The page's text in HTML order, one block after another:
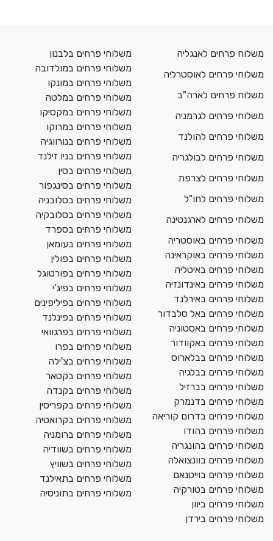
משלוח פרחים לאנגליה
משלוחי פרחים לאוסטרליה
משלוח פרחים לארה"ב
משלוחי פרחים לגרמניה
משלוחי פרחים להולנד
משלוחי פרחים לבולגריה
משלוחי פרחים לצרפת
משלוחי פרחים לחו"ל
משלוחי פרחים לארגנטינה
משלוחי פרחים באוסטריה
משלוחי פרחים באוקראינה
משלוחי פרחים באיטליה
משלוחי פרחים באינדונזיה
משלוחי פרחים באירלנד
משלוחי פרחים באל סלבדור
משלוחי פרחים באסטוניה
משלוחי פרחים באקוודור
משלוחי פרחים בבלארוס
משלוחי פרחים בבלגיה
משלוחי פרחים בברזיל
משלוחי פרחים בדנמרק
משלוחי פרחים בדרום קוריאה
משלוחי פרחים בהודו
משלוחי פרחים בהונגריה
משלוחי פרחים בוונצואלה
משלוחי פרחים בוייטנאם
משלוחי פרחים בטורקיה
משלוחי פרחים ביוון
משלוחי פרחים בירדן
משלוחי פרחים בלבנון
משלוחי פרחים במולדובה
משלוחי פרחים במונקו
משלוחי פרחים במלטה
משלוחי פרחים במקסיקו
משלוחי פרחים במרוקו
משלוחי פרחים בנורווגיה
משלוחי פרחים בניו זילנד
משלוחי פרחים בסין
משלוחי פרחים בסינגפור
משלוחי פרחים בסלובניה
משלוחי פרחים בסלובקיה
משלוחי פרחים בספרד
משלוחי פרחים בעומאן
משלוחי פרחים בפולין
משלוחי פרחים בפורטוגל
משלוחי פרחים בפיג'י
משלוחי פרחים בפיליפינים
משלוחי פרחים בפינלנד
משלוחי פרחים בפרגוואי
משלוחי פרחים בפרו
משלוחי פרחים בצ'ילה
משלוחי פרחים בקטאר
משלוחי פרחים בקנדה
משלוחי פרחים בקפריסין
משלוחי פרחים בקרואטיה
משלוחי פרחים ברומניה
משלוחי פרחים בשוודיה
משלוחי פרחים בשוויץ
משלוחי פרחים בתאילנד
משלוחי פרחים בתוניסיה